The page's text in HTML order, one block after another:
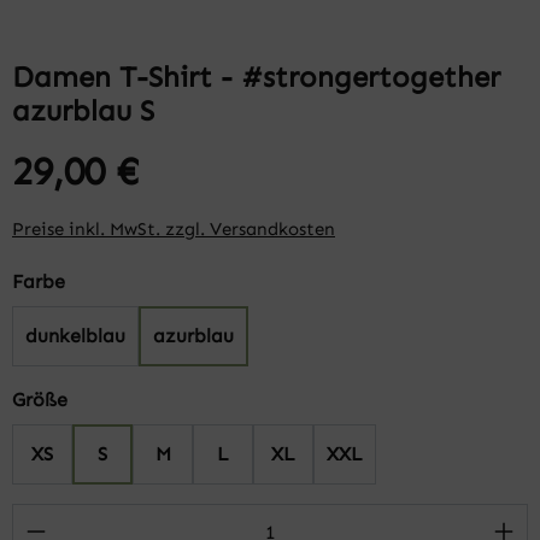
Damen T-Shirt - #strongertogether
azurblau S
29,00 €
Preise inkl. MwSt. zzgl. Versandkosten
Farbeauswählen
dunkelblau azurblau
Größeauswählen
XS S M L XL XXL
Produkt Anzahl: Gib den gewünschten